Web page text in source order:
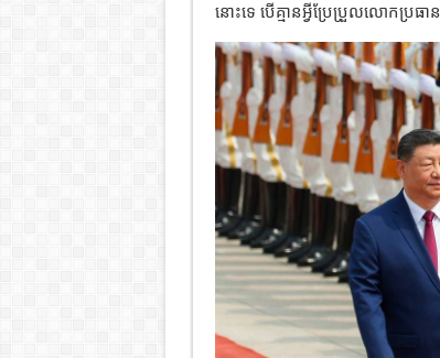
នោះទេ បើគ្មានអ្វីប្រែប្រួលលោកប្រ